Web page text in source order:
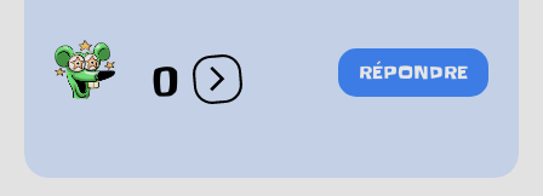
0 Ouvrir les réactions
RÉPONDRE